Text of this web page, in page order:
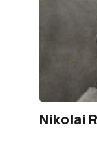
Nikolai